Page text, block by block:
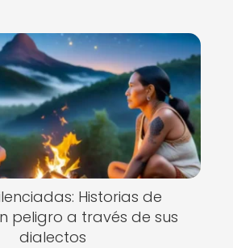
Historias de
peligro a través de sus
dialectos